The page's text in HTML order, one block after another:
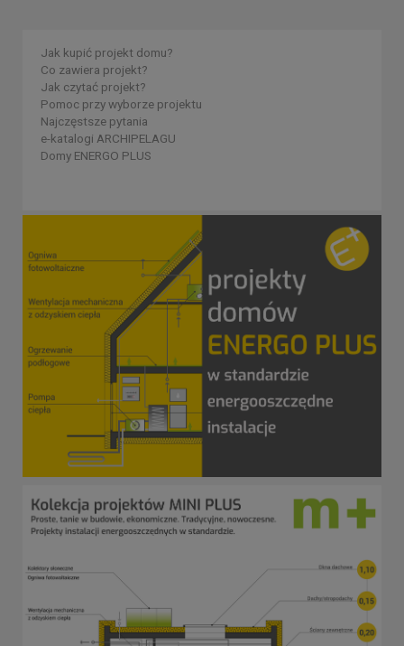
Jak kupić projekt domu?
Co zawiera projekt?
Jak czytać projekt?
Pomoc przy wyborze projektu
Najczęstsze pytania
e-katalogi ARCHIPELAGU
Domy ENERGO PLUS